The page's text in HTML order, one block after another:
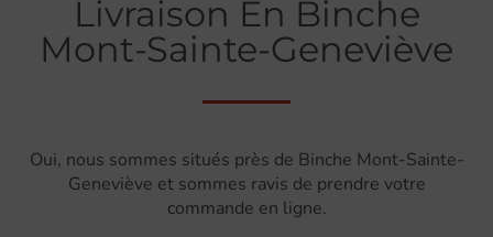
Livraison En Binche
Mont-Sainte-Geneviève
Oui, nous sommes situés près de Binche Mont-Sainte-
Geneviève et sommes ravis de prendre votre
commande en ligne.